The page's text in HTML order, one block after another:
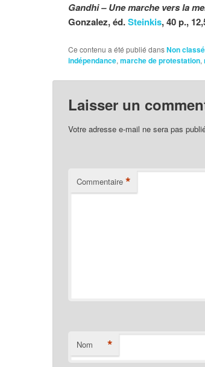
Gandhi – Une marche vers la
Gonzalez, éd.Steinkis, 40 p.,
Ce contenu a été publié dansNon classé
indépendance, marche de protestation,
Laisser un
Votre adresse e-mail ne sera pas
Commentaire *
Nom *